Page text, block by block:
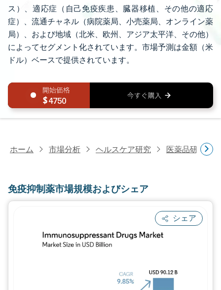
ス）、適応症（自己免疫疾患、臓器移植、その他の適応
症）、流通チャネル（病院薬局、小売薬局、オンライン薬
局）、および地域（北米、欧州、アジア太平洋、その他）
によってセグメント化されています。市場予測は金額（米
ドル）ベースで提供されています。
4750
ホーム 市場分析 ヘルスケア研究 医薬品研究
免疫抑制薬市場規模およびシェア
シェア